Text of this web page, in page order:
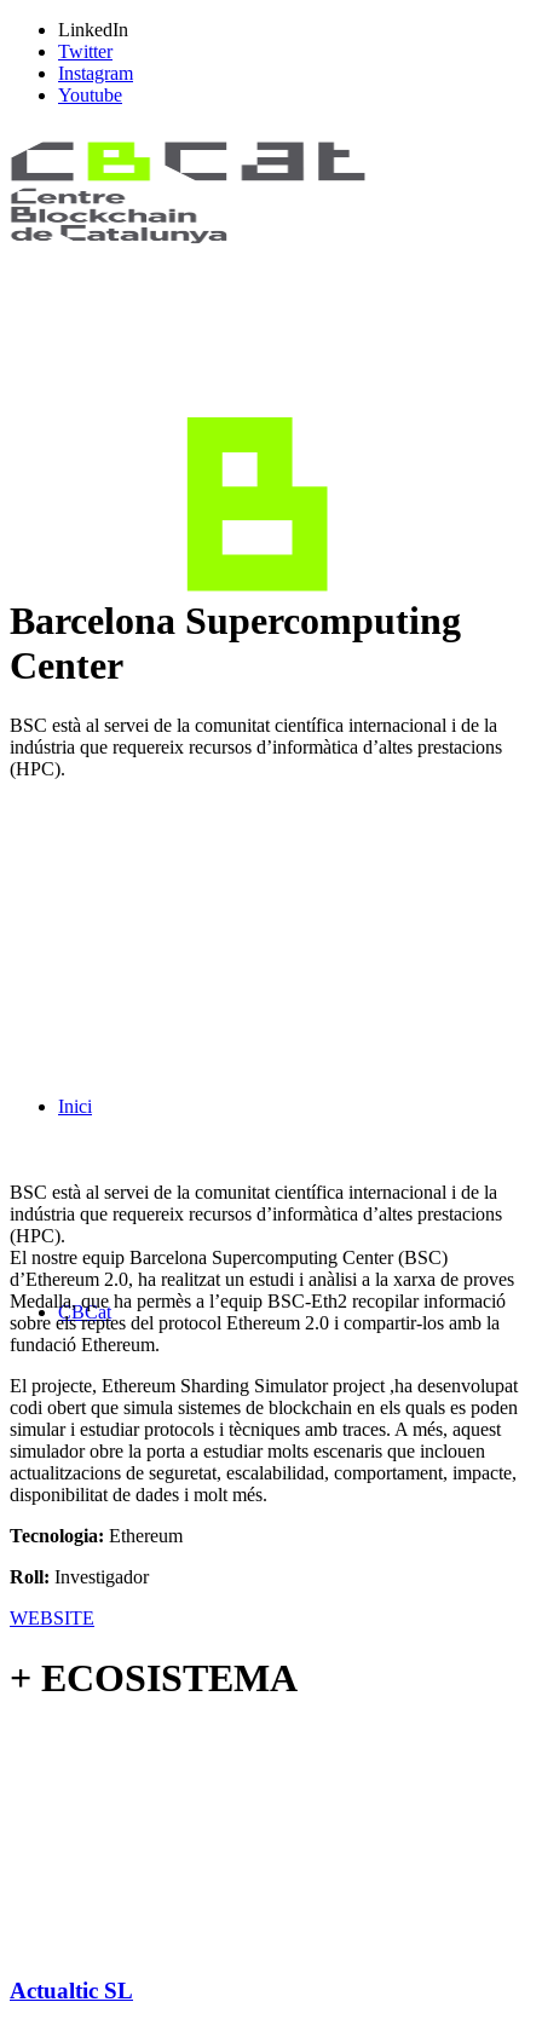
LinkedIn
Twitter
Instagram
Youtube
Inici
CBCat
Barcelona Supercomputing
Center
BSC està al servei de la comunitat científica internacional i de la
indústria que requereix recursos d’informàtica d’altes prestacions
(HPC).
BSC està al servei de la comunitat científica internacional i de la
indústria que requereix recursos d’informàtica d’altes prestacions
(HPC).
El nostre equip Barcelona Supercomputing Center (BSC)
d’Ethereum 2.0, ha realitzat un estudi i anàlisi a la xarxa de proves
Medalla, que ha permès a l’equip BSC-Eth2 recopilar informació
sobre els reptes del protocol Ethereum 2.0 i compartir-los amb la
fundació Ethereum.
El projecte, Ethereum Sharding Simulator project ,ha desenvolupat
codi obert que simula sistemes de blockchain en els quals es poden
simular i estudiar protocols i tècniques amb traces. A més, aquest
simulador obre la porta a estudiar molts escenaris que inclouen
actualitzacions de seguretat, escalabilidad, comportament, impacte,
disponibilitat de dades i molt més.
Tecnologia: Ethereum
Roll: Investigador
WEBSITE
+ ECOSISTEMA
Actualtic SL